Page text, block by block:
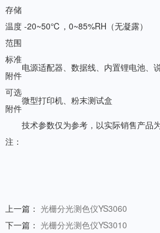
存储
温度
范围
-20~50℃，0~85%RH（无凝露）
标准
附件
电源适配器、数据线、内置锂电池、
可选
附件
微型打印机、粉末测试盒
注：
技术参数仅为参考，以实际销售产品
上一篇： 光栅分光测色仪YS3060
下一篇： 光栅分光测色仪YS3010